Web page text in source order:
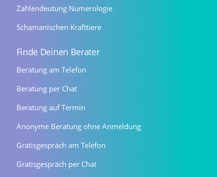
Zahlendeutung Numerologie
Schamanischen Krafttiere
Finde Deinen Berater
Beratung am Telefon
Beratung per Chat
Beratung auf Termin
Anonyme Beratung ohne Anmeldung
Gratisgespräch am Telefon
Gratisgespräch per Chat